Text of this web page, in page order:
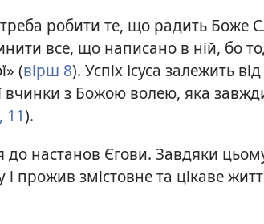
робити те, що радить Боже
все, що написано в ній, бо
(вірш 8). Успіх Ісуса залежить
вчинки з Божою волею, яка
11).
до настанов Єгови. Завдяки
прожив змістовне та цікаве